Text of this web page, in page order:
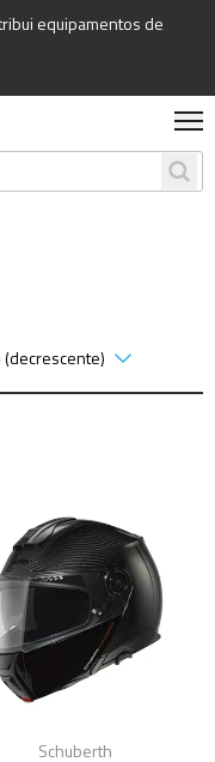
equipamentos de
Schuberth